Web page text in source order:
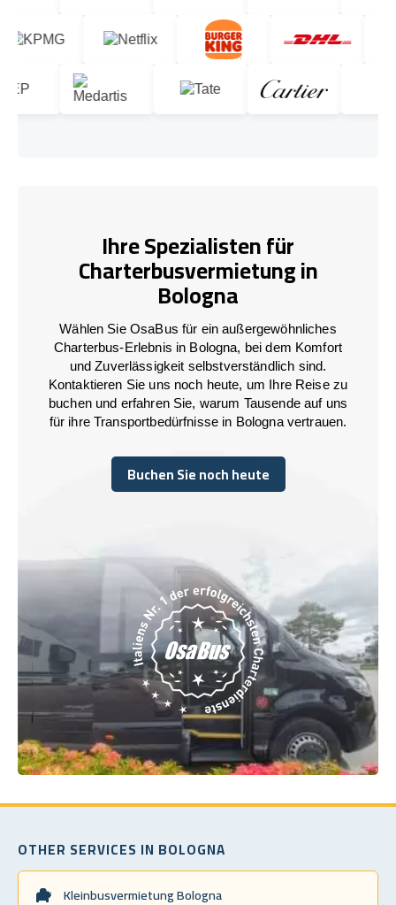
Ihre Spezialisten für
Charterbusvermietung in
Bologna
Wählen Sie OsaBus für ein außergewöhnliches
Charterbus-Erlebnis in Bologna, bei dem Komfort
und Zuverlässigkeit selbstverständlich sind.
Kontaktieren Sie uns noch heute, um Ihre Reise zu
buchen und erfahren Sie, warum Tausende auf uns
für ihre Transportbedürfnisse in Bologna vertrauen.
Buchen Sie noch heute
Buchen Sie noch heute
OTHER SERVICES IN BOLOGNA
Kleinbusvermietung Bologna